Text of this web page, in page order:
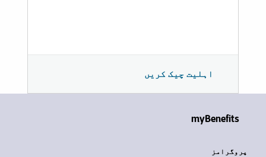
اہلیت چیک کریں
myBenefits
پروگرامز